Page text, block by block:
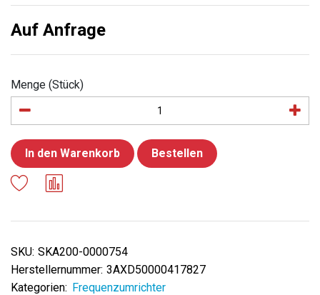
Auf Anfrage
Menge (Stück)
In den Warenkorb Bestellen
SKU: SKA200-0000754
Herstellernummer: 3AXD50000417827
Kategorien: Frequenzumrichter